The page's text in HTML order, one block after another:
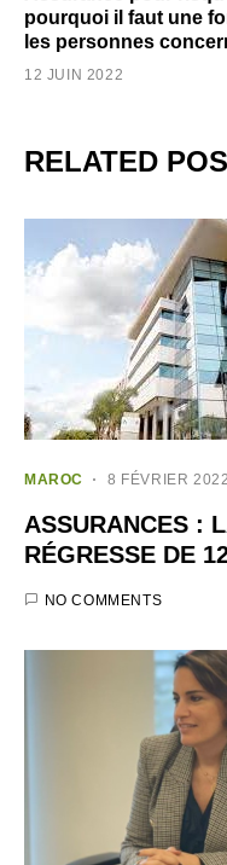
pourquoi il faut une
les personnes
12 JUIN 2022
RELATED
MAROC 8 FÉVRIER 2022
ASSURANCES :
RÉGRESSE DE
NO COMMENTS